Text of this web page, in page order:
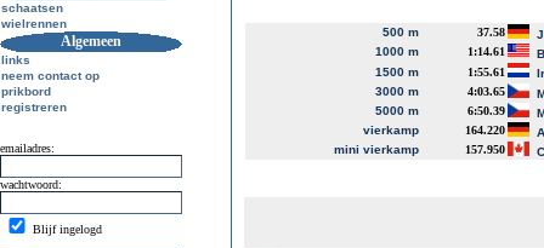
schaatsen
wielrennen
Algemeen
links
neem contact op
prikbord
registreren
emailadres:
wachtwoord:
Blijf ingelogd
500 m 37.58
1000 m
1:14.61
1500 m
1:55.61
3000 m
4:03.65
5000 m
6:50.39
vierkamp
164.220
mini vierkamp
157.950